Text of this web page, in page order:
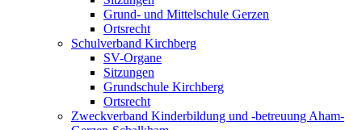
Grund- und Mittelschule Gerzen
Ortsrecht
Schulverband Kirchberg
SV-Organe
Sitzungen
Grundschule Kirchberg
Ortsrecht
Zweckverband Kinderbildung und -betreuung Aham-